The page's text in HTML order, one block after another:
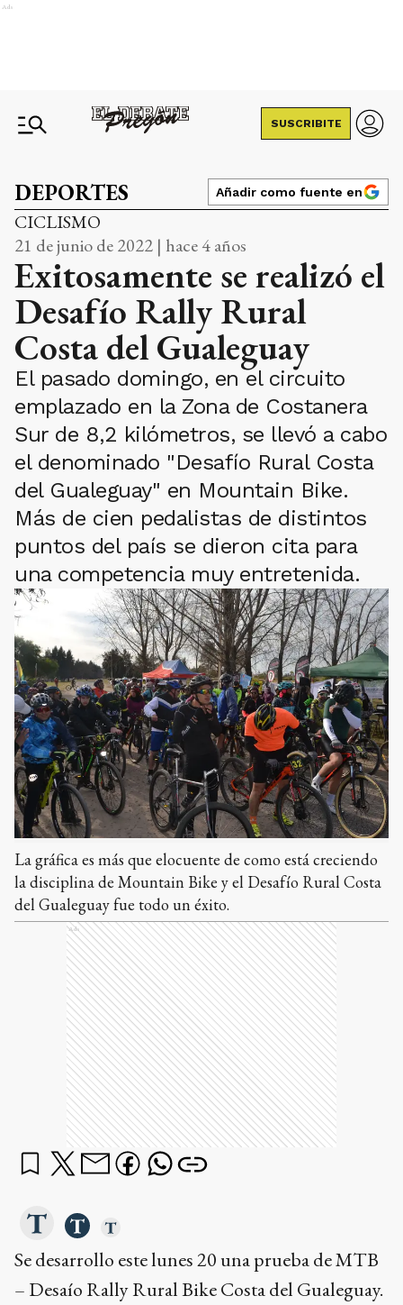
Ads
SUSCRIBITE
DEPORTES Añadir como fuente en
CICLISMO
21 de junio de 2022 | hace 4 años
Exitosamente se realizó el
Desafío Rally Rural
Costa del Gualeguay
El pasado domingo, en el circuito
emplazado en la Zona de Costanera
Sur de 8,2 kilómetros, se llevó a cabo
el denominado "Desafío Rural Costa
del Gualeguay" en Mountain Bike.
Más de cien pedalistas de distintos
puntos del país se dieron cita para
una competencia muy entretenida.
La gráfica es más que elocuente de como está creciendo
la disciplina de Mountain Bike y el Desafío Rural Costa
del Gualeguay fue todo un éxito.
Ads
Se desarrollo este lunes 20 una prueba de MTB
– Desaío Rally Rural Bike Costa del Gualeguay.